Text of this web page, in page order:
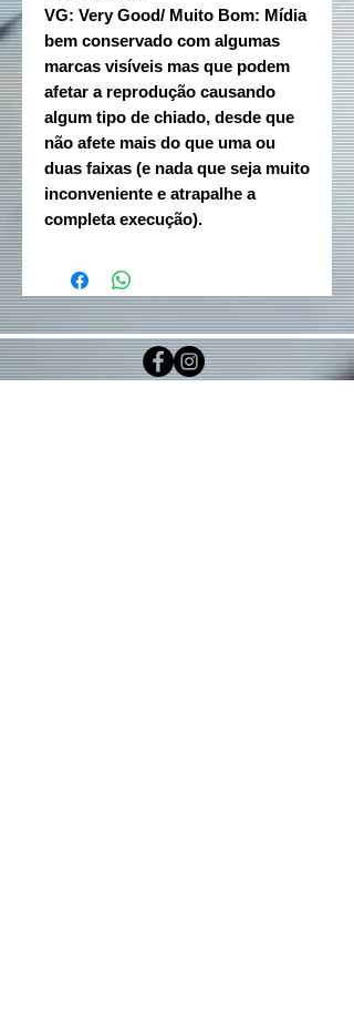
VG: Very Good/ Muito Bom: Mídia
bem conservado com algumas
marcas visíveis mas que podem
afetar a reprodução causando
algum tipo de chiado, desde que
não afete mais do que uma ou
duas faixas (e nada que seja muito
inconveniente e atrapalhe a
completa execução).